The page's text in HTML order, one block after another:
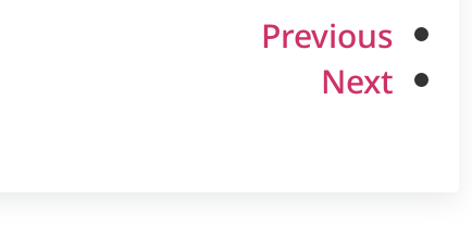
Previous
Next